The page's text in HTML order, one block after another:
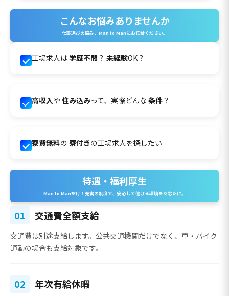
こんなお悩みありませんか
仕事選びの悩み、Man to Manにお任せください。
工場求人は学歴不問 ？ 未経験OK？
高収入や 住み込みって、実際どんな 条件？
寮費無料の 寮付きの工場求人を探したい
待遇・福利厚生
Man to Manだけ！充実の制度で、安心して働ける環境をあなたに。
01 交通費全額支給
交通費は別途支給します。公共交通機関だけでなく、車・バイク
通勤の場合も支給対象です。
02 年次有給休暇